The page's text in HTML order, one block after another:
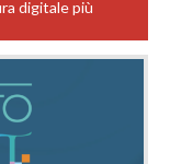
digitale più